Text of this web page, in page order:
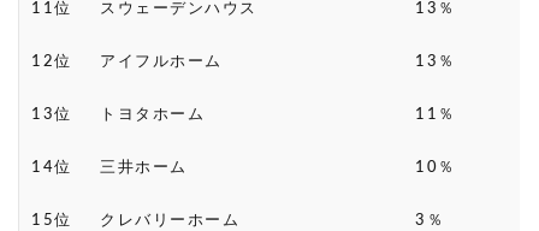
11位 スウェーデンハウス 13％
12位 アイフルホーム 13％
13位 トヨタホーム 11％
14位 三井ホーム 10％
15位 クレバリーホーム 3％